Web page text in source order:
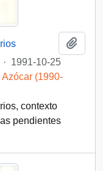
· 1991-10-25
(1990-
contexto
pendientes